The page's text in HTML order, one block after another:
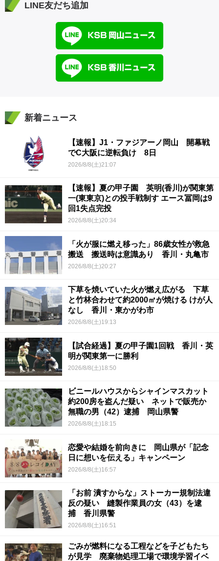
LINE友だち追加
新着ニュース
【速報】J1・ファジアーノ岡山 開幕戦
でC大阪に逆転負け 8日
2026/8/8(土)21:07
【速報】夏の甲子園 英明(香川)が関東第
一(東東京)との投手戦制す エース冨岡は9
回1失点完投
2026/8/8(土)20:34
「火が服に燃え移った」86歳女性が救急
搬送 搬送時は意識あり 香川・丸亀市
2026/8/8(土)20:27
下草を焼いていた火が燃え広がる 下草
と竹林合わせて約2000㎡が焼ける けが人
なし 香川・東かがわ市
2026/8/8(土)19:13
【試合経過】夏の甲子園1回戦 香川・英
明が関東第一に勝利
2026/8/8(土)18:50
ビニールハウスからシャインマスカット
約200房を盗んだ疑い ネットで販売か
無職の男（42）逮捕 岡山県警
2026/8/8(土)18:15
恋愛や結婚を前向きに 岡山県が「記念
日に想いを伝える」キャンペーン
2026/8/8(土)16:57
「お前 潰すからな」ストーカー規制法違
反の疑い 縫製作業員の女（43）を逮
捕 香川県警
2026/8/8(土)16:51
ごみが燃料になる工程などを子どもたち
が見学 廃棄物処理工場で環境学習イベ